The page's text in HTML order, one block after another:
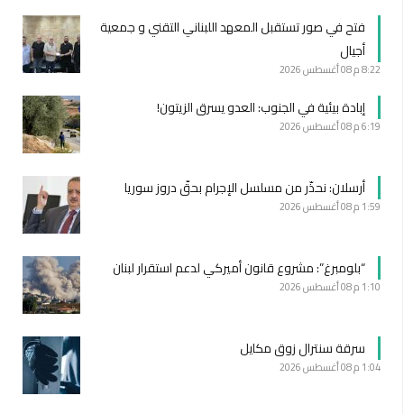
فتح في صور تستقبل المعهد اللبناني التقني و جمعية
أجيال
8:22 م 08 أغسطس 2026
إبادة بيئية في الجنوب: العدو يسرق الزيتون!
6:19 م 08 أغسطس 2026
أرسلان: نحذّر من مسلسل الإجرام بحقّ دروز سوريا
1:59 م 08 أغسطس 2026
“بلومبرغ”: مشروع قانون أميركي لدعم استقرار لبنان
1:10 م 08 أغسطس 2026
سرقة سنترال زوق مكايل
1:04 م 08 أغسطس 2026